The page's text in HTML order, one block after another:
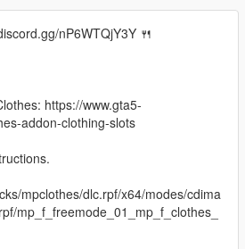
nP6WTQjY3Y 🍴
https://www.gta5-
addon-clothing-slots
mpclothes/dlc.rpf/x64/modes/cdima
mp_f_freemode_01_mp_f_clothes_